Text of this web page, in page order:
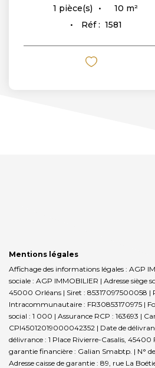
1 pièce(s) 10 m²
Réf : 1581
Mentions légales
Affichage des informations légales : AGP
sociale : AGP IMMOBILIER | Adresse siège
45000 Orléans | Siret : 85317097500058 |
Intracommunautaire : FR30853170975 |
social : 1 000 | Assurance RCP : 163693 |
CPI45012019000042352 | Date de
délivrance : 1 Place Rivierre-Casalis, 45400
garantie financière : Galian Smabtp. | N°
Adresse caisse de garantie : 89, rue La